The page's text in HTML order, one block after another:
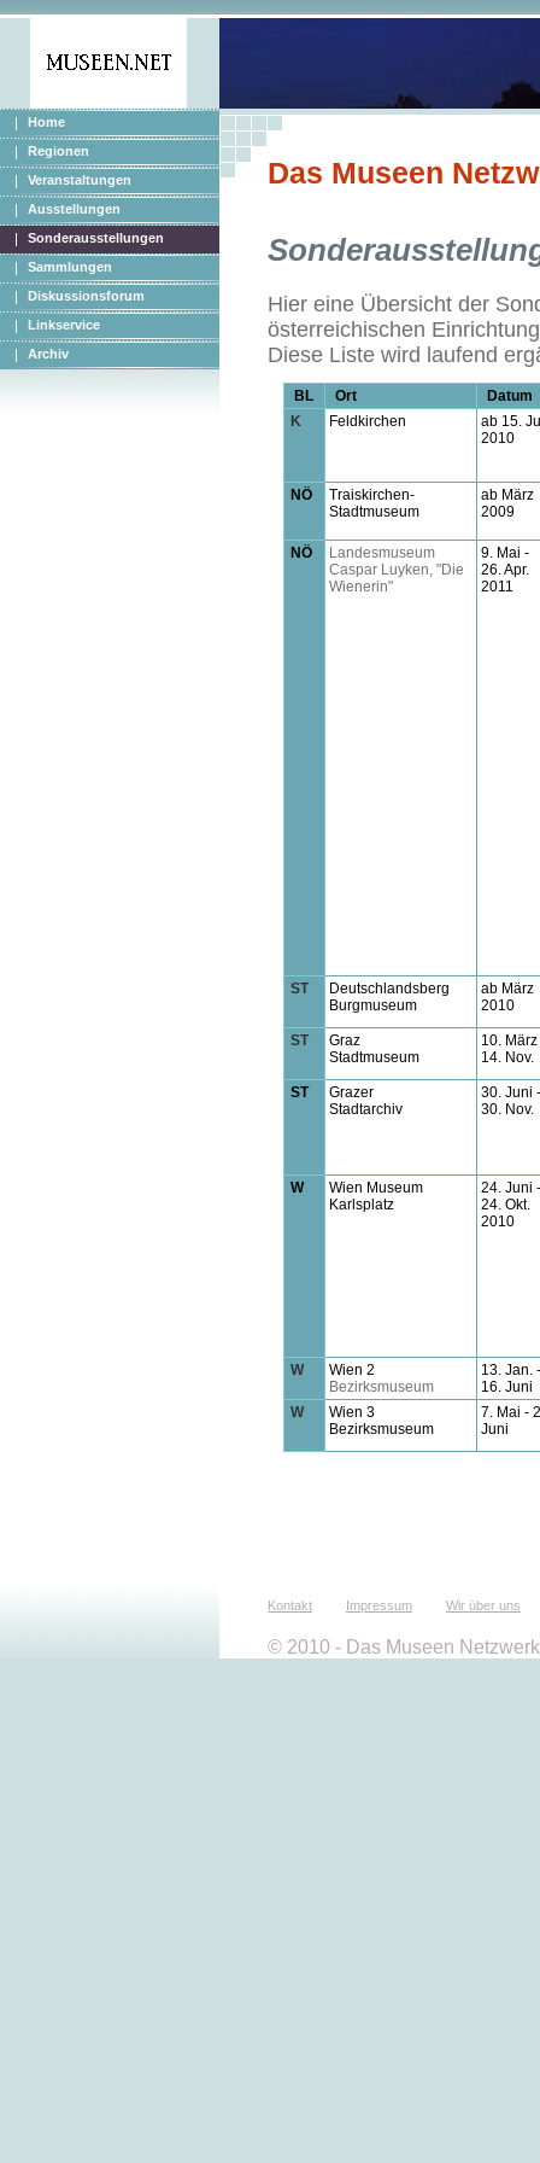
Home
Regionen
Veranstaltungen
Ausstellungen
Sonderausstellungen
Sammlungen
Diskussionsforum
Linkservice
Archiv
Das Museen
Hier eine Übersicht der
österreichischen
Diese Liste wird laufend
BL Ort
Datum
K
Feldkirchen
ab 15.
2010
NÖ
Traiskirchen-
Stadtmuseum
ab März
2009
NÖ
Landesmuseum
Caspar Luyken, "Die
Wienerin"
9. Mai -
26. Apr.
2011
ST
Deutschlandsberg
Burgmuseum
ab März
2010
ST
Graz
Stadtmuseum
10. März
14. Nov.
ST
Grazer
Stadtarchiv
30. Juni -
30. Nov.
W
Wien Museum
Karlsplatz
24. Juni -
24. Okt.
2010
W Wien 2
Bezirksmuseum
13. Jan. -
16. Juni
W
Wien 3
Bezirksmuseum
7. Mai -
Juni
Kontakt Impressum Wir über uns
© 2010 - Das Museen Netzwerk